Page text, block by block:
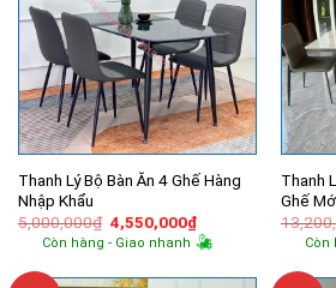
Thanh Lý Bộ Bàn Ăn 4 Ghế Hàng
Nhập Khẩu
5,000,000₫ Giá
gốc
là:
4,550,000₫Giá
hiện
tại
4,550,000₫.
Còn hàng - Giao nhanh
Thanh
Ghế
Còn